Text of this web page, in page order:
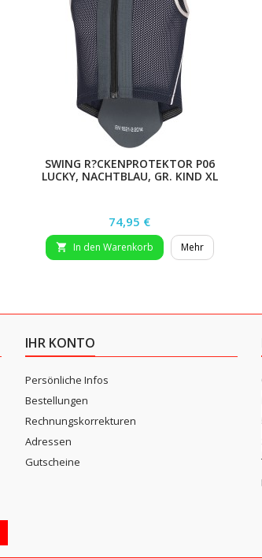
SWING R?CKENPROTEKTOR P06
LUCKY, NACHTBLAU, GR. KIND XL
Preis
74,95 €
 In den Warenkorb Mehr
IHR KONTO
Persönliche Infos
Bestellungen
Rechnungskorrekturen
Adressen
Gutscheine